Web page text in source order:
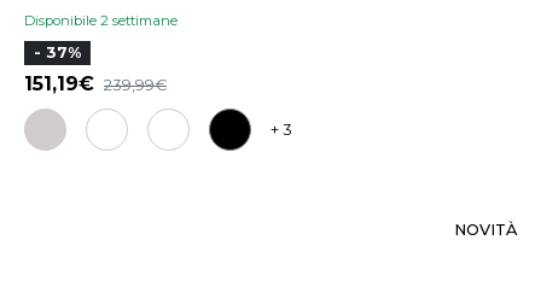
Disponibile 2 settimane
- 37%
151,19 239,99
+ 3
NOVITÀ